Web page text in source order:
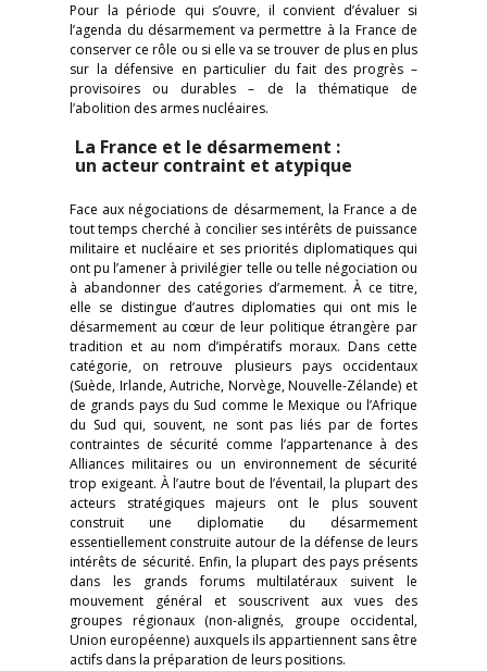
Pour la période qui s’ouvre, il convient d’évaluer si
l’agenda du désarmement va permettre à la France de
conserver ce rôle ou si elle va se trouver de plus en plus
sur la défensive en particulier du fait des progrès –
provisoires ou durables – de la thématique de
l’abolition des armes nucléaires.
La France et le désarmement :
un acteur contraint et atypique
Face aux négociations de désarmement, la France a de
tout temps cherché à concilier ses intérêts de puissance
militaire et nucléaire et ses priorités diplomatiques qui
ont pu l’amener à privilégier telle ou telle négociation ou
à abandonner des catégories d’armement. À ce titre,
elle se distingue d’autres diplomaties qui ont mis le
désarmement au cœur de leur politique étrangère par
tradition et au nom d’impératifs moraux. Dans cette
catégorie, on retrouve plusieurs pays occidentaux
(Suède, Irlande, Autriche, Norvège, Nouvelle-Zélande) et
de grands pays du Sud comme le Mexique ou l’Afrique
du Sud qui, souvent, ne sont pas liés par de fortes
contraintes de sécurité comme l’appartenance à des
Alliances militaires ou un environnement de sécurité
trop exigeant. À l’autre bout de l’éventail, la plupart des
acteurs stratégiques majeurs ont le plus souvent
construit une diplomatie du désarmement
essentiellement construite autour de la défense de leurs
intérêts de sécurité. Enfin, la plupart des pays présents
dans les grands forums multilatéraux suivent le
mouvement général et souscrivent aux vues des
groupes régionaux (non-alignés, groupe occidental,
Union européenne) auxquels ils appartiennent sans être
actifs dans la préparation de leurs positions.